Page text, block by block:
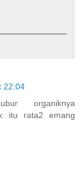
22:04
organiknya
itu rata2 emang